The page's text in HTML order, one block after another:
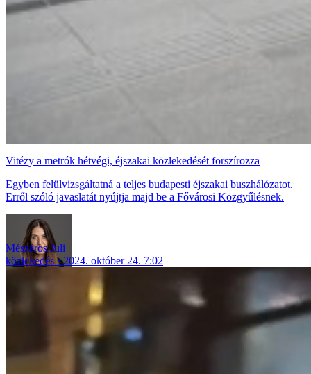
Vitézy a metrók hétvégi, éjszakai közlekedését forszírozza
Egyben felülvizsgáltatná a teljes budapesti éjszakai buszhálózatot.
Erről szóló javaslatát nyújtja majd be a Fővárosi Közgyűlésnek.
Mészáros Juli
közlekedés
2024. október 24. 7:02